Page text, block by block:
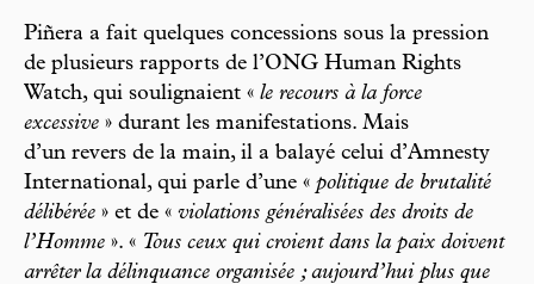
Piñera a fait quelques concessions sous la pression
de plusieurs rapports de l’ONG Human Rights
Watch, qui soulignaient « le recours à la force
excessive » durant les manifestations. Mais
d’un revers de la main, il a balayé celui d’Amnesty
International, qui parle d’une « politique de brutalité
délibérée » et de « violations généralisées des droits de
l’Homme ». « Tous ceux qui croient dans la paix doivent
arrêter la délinquance organisée ; aujourd’hui plus que